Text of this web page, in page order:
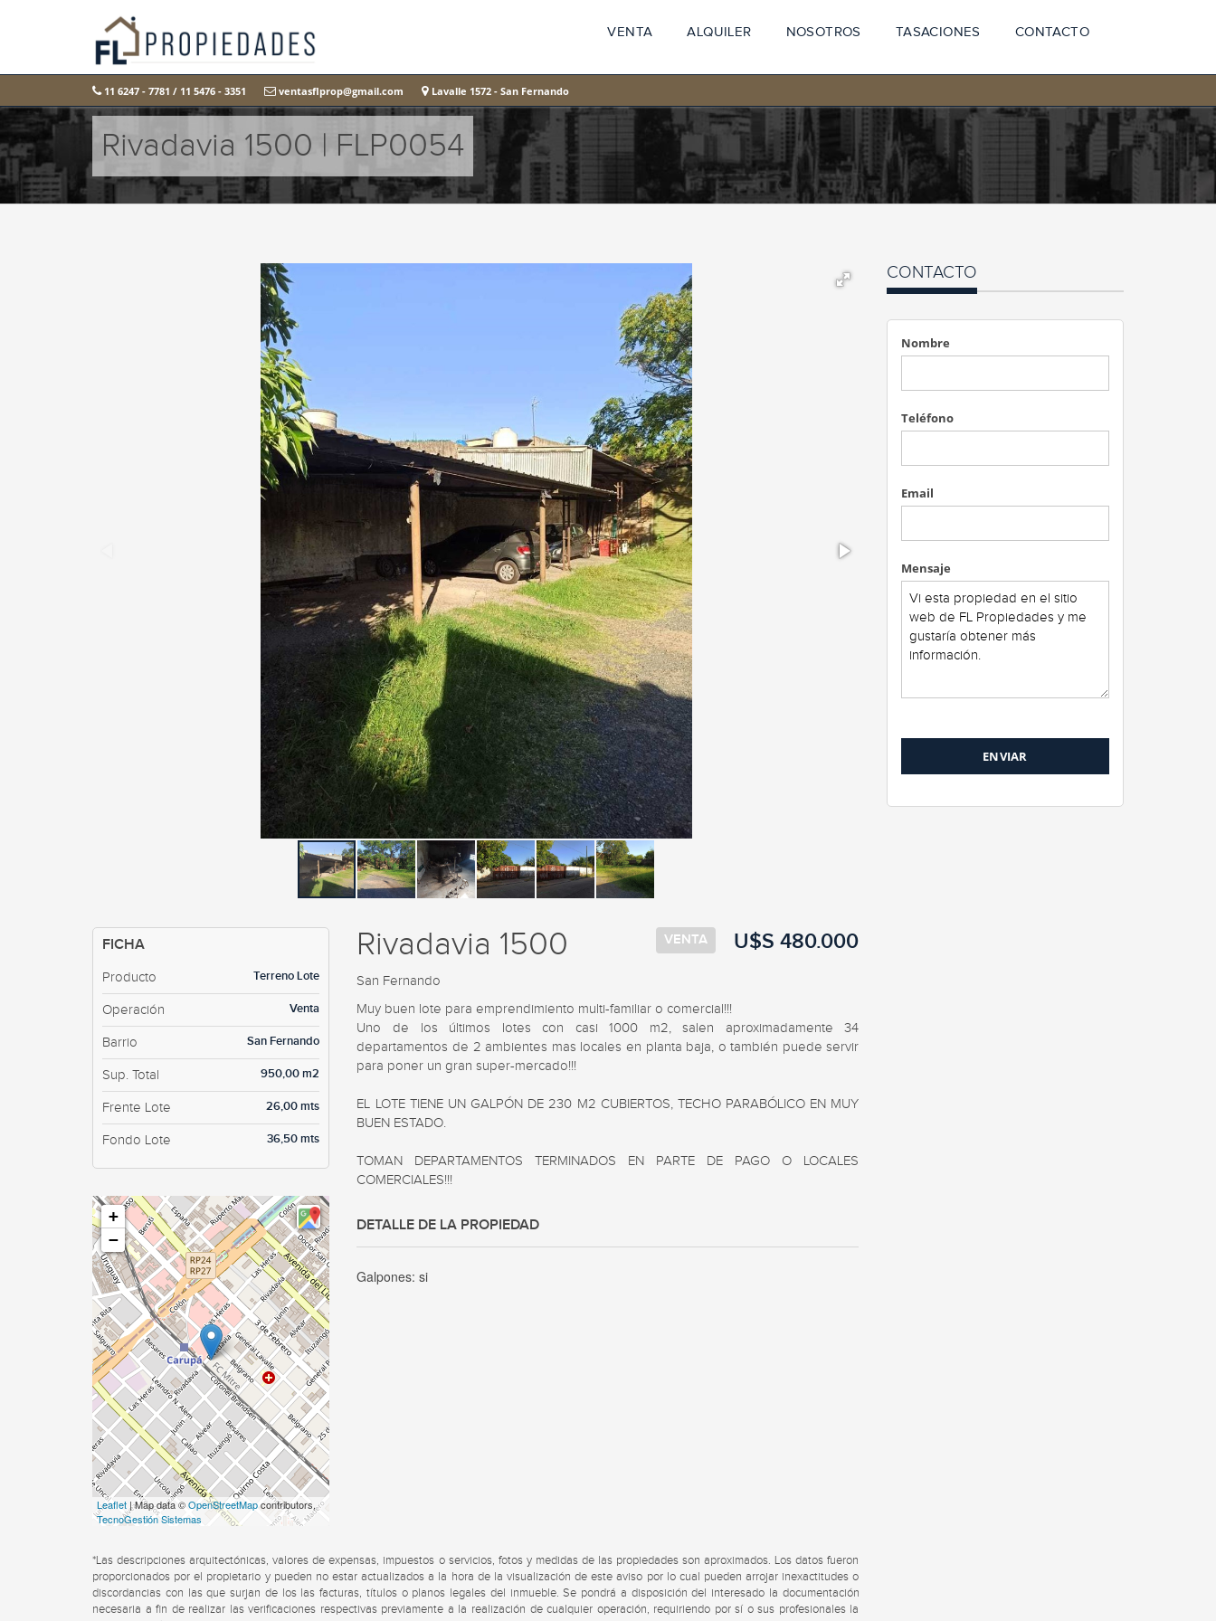
VENTA ALQUILER NOSOTROS TASACIONES CONTACTO
11 6247 - 7781 / 11 5476 - 3351 ventasflprop@gmail.com Lavalle 1572 - San Fernando
Rivadavia 1500 | FLP0054
FICHA
Producto Terreno Lote
Operación Venta
Barrio San Fernando
Sup. Total 950,00 m2
Frente Lote 26,00 mts
Fondo Lote 36,50 mts
+
−
Leaflet | Map data ©OpenStreetMapcontributors,
TecnoGestión Sistemas
U$S 480.000
VENTA
Rivadavia 1500
San Fernando
Muy buen lote para emprendimiento multi-familiar o comercial!!!
Uno de los últimos lotes con casi 1000 m2, salen aproximadamente 34
departamentos de 2 ambientes mas locales en planta baja, o también puede servir
para poner un gran super-mercado!!!
EL LOTE TIENE UN GALPÓN DE 230 M2 CUBIERTOS, TECHO PARABÓLICO EN MUY
BUEN ESTADO.
TOMAN DEPARTAMENTOS TERMINADOS EN PARTE DE PAGO O LOCALES
COMERCIALES!!!
DETALLE DE LA PROPIEDAD
Galpones:si
*Las descripciones arquitectónicas, valores de expensas, impuestos o servicios, fotos y medidas de las propiedades son aproximados. Los datos fueron
proporcionados por el propietario y pueden no estar actualizados a la hora de la visualización de este aviso por lo cual pueden arrojar inexactitudes o
discordancias con las que surjan de los las facturas, títulos o planos legales del inmueble. Se pondrá a disposición del interesado la documentación
necesaria a fin de realizar las verificaciones respectivas previamente a la realización de cualquier operación, requiriendo por sí o sus profesionales la
CONTACTO
Nombre
Teléfono
Email
Mensaje